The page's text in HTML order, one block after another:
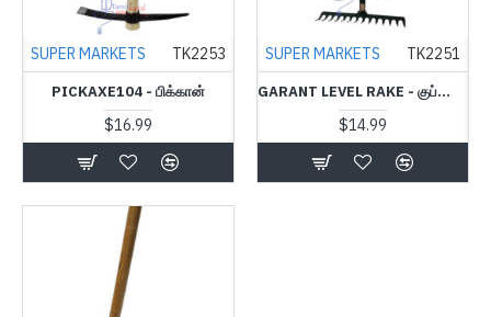
SUPER MARKETS TK2253
PICKAXE104 - பிக்கான்
$16.99
SUPER MARKETS TK2251
GARANT LEVEL RAKE - குப்பை வாரி
$14.99